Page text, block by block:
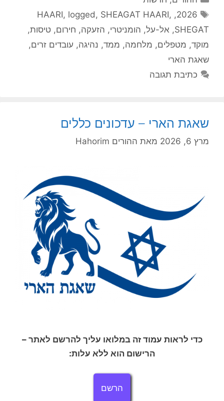
תגיות
2026
,
HAARI, logged , SHEAGAT HAARI,
SHEGAT
, אל-על, הומניטרי, הזעקה, חירום, טיסות,
מוקד, מטפלים, מלחמה, ממד, נהיגה, עובדים זרים,
שאגת הארי
כתיבת תגובה
שאגת הארי – עדכונים כללים
מרץ 6, 2026 מאת ההורים Hahorim
כדי לראות עמוד זה במלואו עליך להרשם לאתר –
הרישום הוא ללא עלות:
הרשם